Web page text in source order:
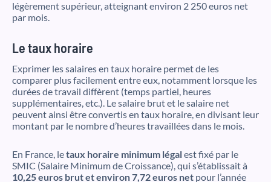
légèrement supérieur, atteignant environ 2 250 euros net
par mois.
Le taux horaire
Exprimer les salaires en taux horaire permet de les
comparer plus facilement entre eux, notamment lorsque les
durées de travail diffèrent (temps partiel, heures
supplémentaires, etc.). Le salaire brut et le salaire net
peuvent ainsi être convertis en taux horaire, en divisant leur
montant par le nombre d’heures travaillées dans le mois.
En France, letaux horaire minimum légalest fixé par le
SMIC (Salaire Minimum de Croissance), qui s’établissait à
10,25 euros brut et environ 7,72 euros net pour l’année